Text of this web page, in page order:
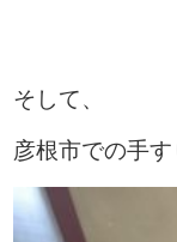
そして、
彦根市での手す